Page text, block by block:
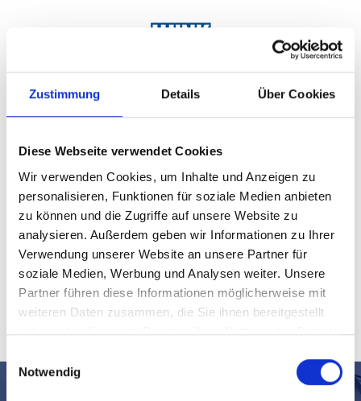
Zustimmung Details Über Cookies
Diese Webseite verwendet Cookies
Wir verwenden Cookies, um Inhalte und Anzeigen zu
personalisieren, Funktionen für soziale Medien anbieten
zu können und die Zugriffe auf unsere Website zu
analysieren. Außerdem geben wir Informationen zu Ihrer
Verwendung unserer Website an unsere Partner für
soziale Medien, Werbung und Analysen weiter. Unsere
Partner führen diese Informationen möglicherweise mit
weiteren Daten zusammen, die Sie ihnen bereitgestellt
haben oder die sie im Rahmen Ihrer Nutzung der Dienste
Notwendig